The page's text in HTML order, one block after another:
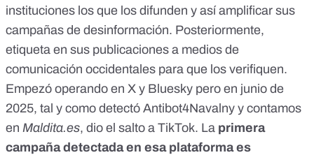
instituciones los que los difunden y así amplificar sus
campañas de desinformación. Posteriormente,
etiqueta en sus publicaciones a medios de
comunicación occidentales para que los verifiquen.
Empezó operando en X y Bluesky pero en junio de
2025, tal y como detectó Antibot4Navalny y contamos
en Maldita.es, dio el salto a TikTok. La primera
campañadetectada en esa plataforma es